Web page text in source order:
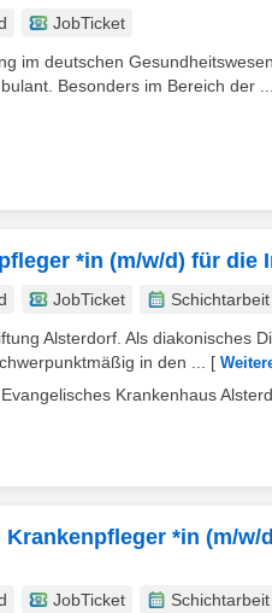
JobTicket
im deutschen
Besonders im Bereich der ...
*in (m/w/d) für die
JobTicket Schichtarbeit
Alsterdorf. Als diakonisches
in den ...
[
Krankenhaus
*in (m/
JobTicket Schichtarbeit